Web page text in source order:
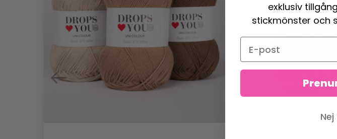
exklusiv
stickmönster och